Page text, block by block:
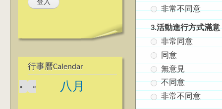
行事曆Calendar
八月
«
»
非常不同意
3.活動進行方式滿意
非常同意
同意
無意見
不同意
非常不同意